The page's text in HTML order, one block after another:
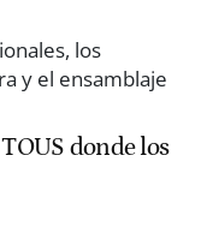
donde los